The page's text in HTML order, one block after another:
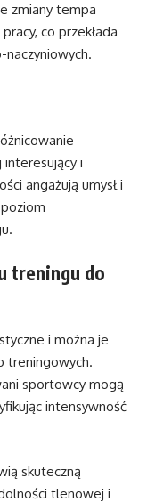
zmiany tempa
co przekłada
naczyniowych.
i
angażują umysł i
treningu do
i można je
treningowych.
sportowcy mogą
intensywność
skuteczną
tlenowej i